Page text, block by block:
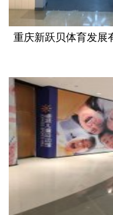
重庆新跃贝体育发展